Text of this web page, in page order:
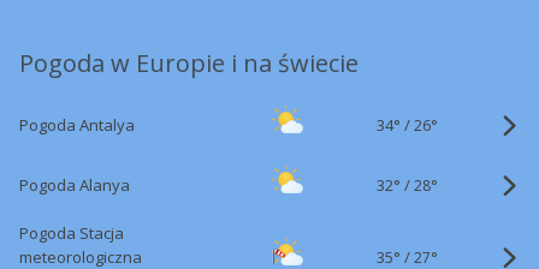
Pogoda w Europie i na świecie
Pogoda Antalya 34° /26°
Pogoda Alanya 32° /28°
Pogoda Stacja
meteorologiczna
35° /27°